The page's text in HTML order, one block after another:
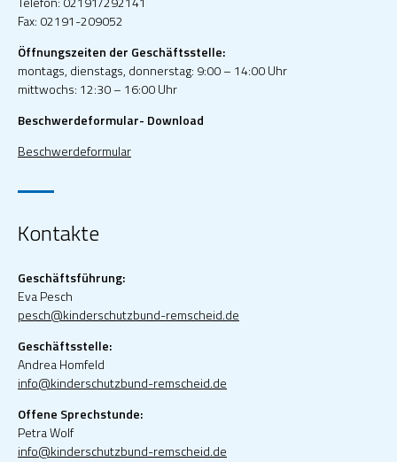
Fax: 02191-209052
Öffnungszeiten der Geschäftsstelle:
montags, dienstags, donnerstag: 9:00 – 14:00 Uhr
mittwochs: 12:30 – 16:00 Uhr
Beschwerdeformular- Download
Beschwerdeformular
Kontakte
Geschäftsführung:
Eva Pesch
pesch@kinderschutzbund-remscheid.de
Geschäftsstelle:
Andrea Homfeld
info@kinderschutzbund-remscheid.de
Offene Sprechstunde:
Petra Wolf
info@kinderschutzbund-remscheid.de